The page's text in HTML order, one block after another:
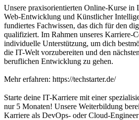
Unsere praxisorientierten Online-Kurse
Web-Entwicklung und Künstlicher
fundiertes Fachwissen, das dich für den
qualifiziert. Im Rahmen unseres Karriere-
individuelle Unterstützung, um dich
die IT-Welt vorzubereiten und den
beruflichen Entwicklung zu gehen.
Mehr erfahren: https://techstarter.de/
Starte deine IT-Karriere mit einer
nur 5 Monaten! Unsere Weiterbildung
Karriere als DevOps- oder Cloud-